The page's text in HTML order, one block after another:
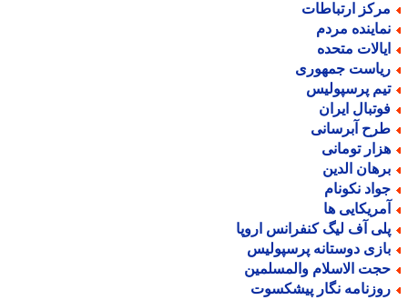
ارتباطات
مردم
متحده
جمهوری
پرسپولیس
ایران
آبرسانی
تومانی
الدین
نکونام
ها
آف لیگ کنفرانس اروپا
دوستانه پرسپولیس
الاسلام والمسلمین
نگار پیشکسوت